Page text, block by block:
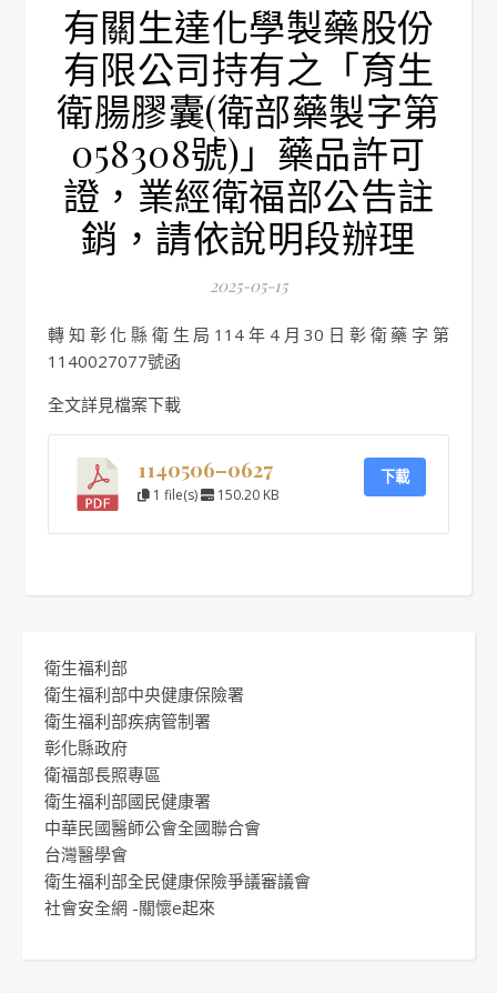
有關生達化學製藥股份
有限公司持有之「育生
衛腸膠囊(衛部藥製字第
058308號)」藥品許可
證，業經衛福部公告註
銷，請依說明段辦理
2025-05-15
轉知彰化縣衛生局114年4月30日彰衛藥字第
1140027077號函
全文詳見檔案下載
1140506–0627
1 file(s) 150.20 KB
下載
衛生福利部
衛生福利部中央健康保險署
衛生福利部疾病管制署
彰化縣政府
衛福部長照專區
衛生福利部國民健康署
中華民國醫師公會全國聯合會
台灣醫學會
衛生福利部全民健康保險爭議審議會
社會安全網 -關懷e起來